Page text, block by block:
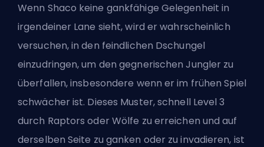
Wenn Shaco keine gankfähige Gelegenheit in
irgendeiner Lane sieht, wird er wahrscheinlich
versuchen, in den feindlichen Dschungel
einzudringen, um den gegnerischen Jungler zu
überfallen, insbesondere wenn er im frühen Spiel
schwächer ist. Dieses Muster, schnell Level 3
durch Raptors oder Wölfe zu erreichen und auf
derselben Seite zu ganken oder zu invadieren, ist